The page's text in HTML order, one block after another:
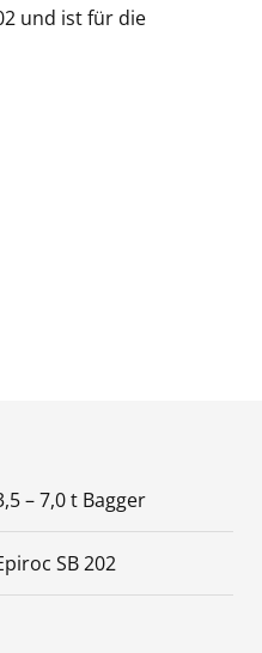
und ist für die
– 7,0 t Bagger
SB 202